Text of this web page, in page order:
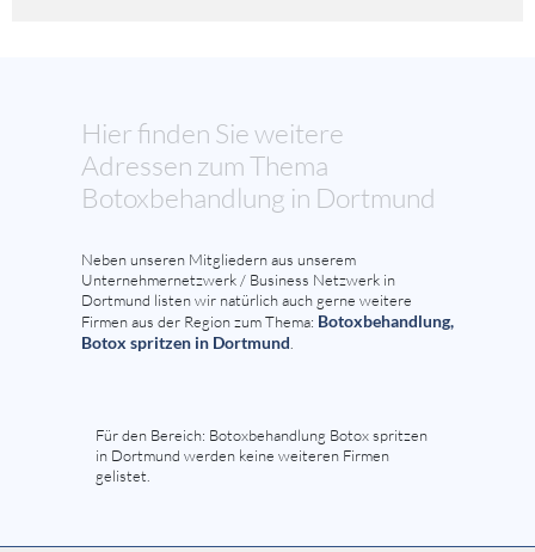
Hier finden Sie weitere
Adressen zum Thema
Botoxbehandlung in Dortmund
Neben unseren Mitgliedern aus unserem
Unternehmernetzwerk / Business Netzwerk in
Dortmund listen wir natürlich auch gerne weitere
Firmen aus der Region zum Thema: Botoxbehandlung,
Botox spritzen in Dortmund.
Für den Bereich: Botoxbehandlung Botox spritzen
in Dortmund werden keine weiteren Firmen
gelistet.